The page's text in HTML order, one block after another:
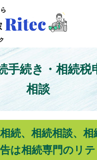
手続き・相続税
相談
続、相続相談、相
は相続専門のリ